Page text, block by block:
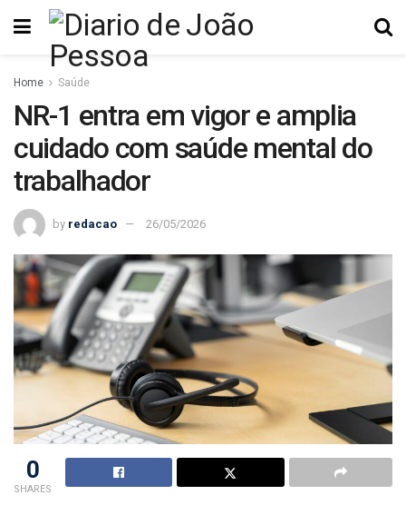
Home Saúde
NR-1 entra em vigor e amplia
cuidado com saúde mental do
trabalhador
by redacao 26/05/2026
0
SHARES